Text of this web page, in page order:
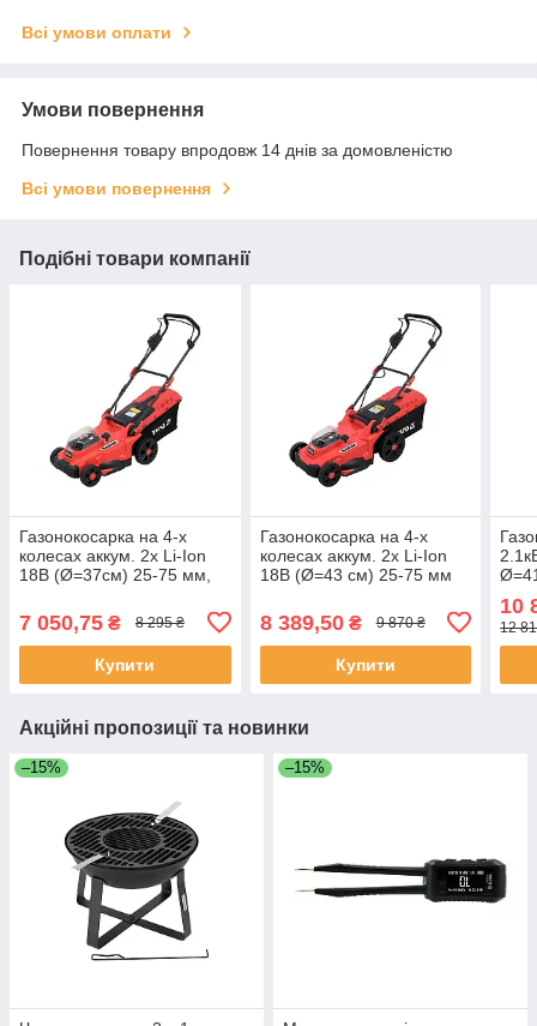
Всі умови оплати
Умови повернення
Повернення товару впродовж 14 днів за домовленістю
Всі умови повернення
Подібні товари компанії
Газонокосарка на 4-х
колесах аккум. 2х Li-Ion
18В (Ø=37см) 25-75 мм,
зарядного пристрою) Yato
YT-85223
7 050,75 ₴ 8 295 ₴
Купити
Газонокосарка на 4-х
колесах аккум. 2х Li-Ion
18В (Ø=43 см) 25-75 мм
YT-85225
8 389,50₴ 9 870 ₴
Купити
10
12
Акційні пропозиції та новинки
–15% –15%